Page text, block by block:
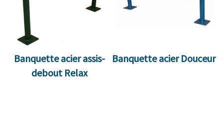
Banquette acier assis-
debout Relax
Banquette acier Douceur